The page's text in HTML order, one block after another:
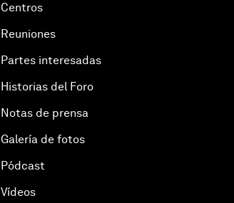
Centros
Reuniones
Partes interesadas
Historias del Foro
Notas de prensa
Galería de fotos
Pódcast
Vídeos